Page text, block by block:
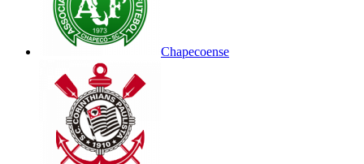
Chapecoense